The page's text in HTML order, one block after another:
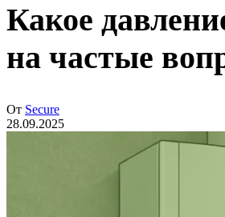
Какое
на частые
От Secure
28.09.2025